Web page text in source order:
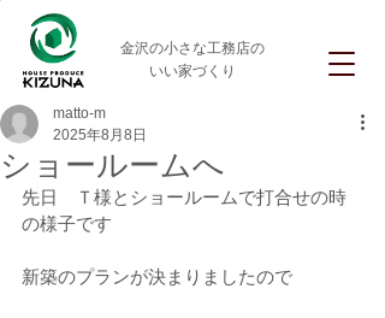
金沢の小さな工務店の
いい家づくり
ショールームへ
matto-m
2025年8月8日
先日　Ｔ様とショールームで打合せの時
の様子です
新築のプランが決まりましたので